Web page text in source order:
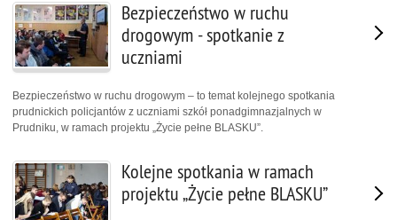
Bezpieczeństwo w ruchu
drogowym - spotkanie z
uczniami
Bezpieczeństwo w ruchu drogowym – to temat kolejnego spotkania
prudnickich policjantów z uczniami szkół ponadgimnazjalnych w
Prudniku, w ramach projektu „Życie pełne BLASKU”.
Kolejne spotkania w ramach
projektu „Życie pełne BLASKU”